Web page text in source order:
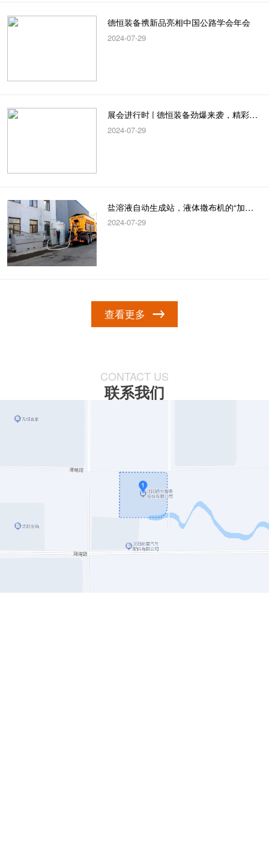
德恒装备携新品亮相中国公路学会年会
2024-07-29
展会进行时 | 德恒装备劲爆来袭，精彩不容错过！
2024-07-29
盐溶液自动生成站，液体撒布机的“加油站”
2024-07-29
查看更多
CONTACT US
联系我们